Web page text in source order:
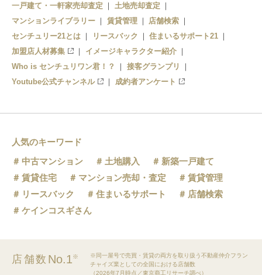
一戸建て・一軒家売却査定
土地売却査定
マンションライブラリー
賃貸管理
店舗検索
センチュリー21とは
リースバック
住まいるサポート21
加盟店人材募集
イメージキャラクター紹介
Who is センチュリワン君！？
接客グランプリ
Youtube公式チャンネル
成約者アンケート
人気のキーワード
中古マンション
土地購入
新築一戸建て
賃貸住宅
マンション売却・査定
賃貸管理
リースバック
住まいるサポート
店舗検索
ケインコスギさん
店舗数 No.1※
※同一屋号で売買・賃貸の両方を取り扱う不動産仲介フラン
チャイズ業としての全国における店舗数
（2026年7月時点／東京商工リサーチ調べ）